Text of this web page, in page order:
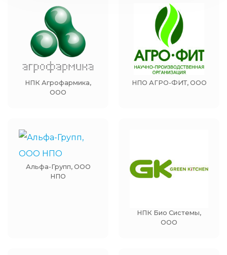
НПК Агрофармика,
ООО
НПО АГРО-ФИТ, ООО
Альфа-Групп, ООО
НПО
НПК Био Системы,
ООО